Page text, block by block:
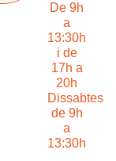
De 9h
a
13:30h
i de
17h a
20h
Dissabtes
de 9h
a
13:30h